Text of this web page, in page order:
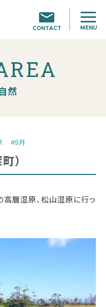
CONTACT MENU
然
#9月
）
高層湿原、松山湿原に行っ